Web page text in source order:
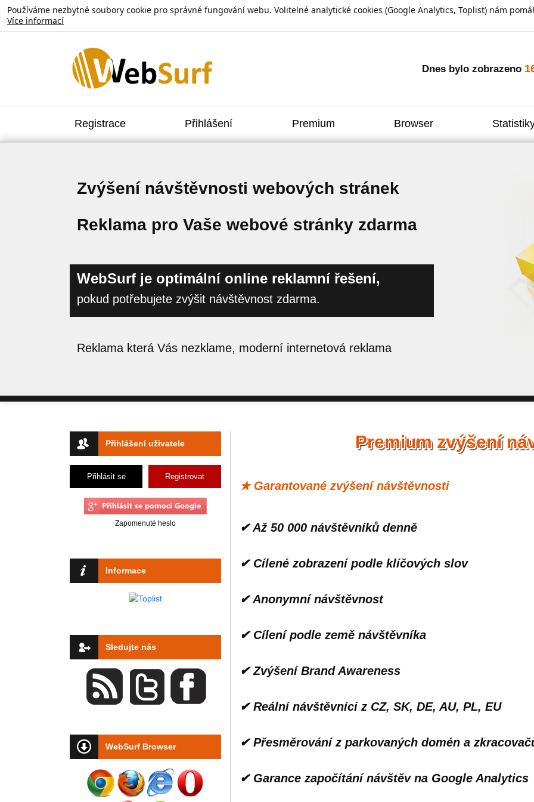
Používáme nezbytné soubory cookie pro správné fungování webu. Volitelné analytické cookies (Google Analytics, Toplist) nám
Více informací
Dnes bylo zobrazeno
Registrace Přihlášení Premium Browser
Zvýšení návštěvnosti webových stránek
Reklama pro Vaše webové stránky zdarma
WebSurf je optimální online reklamní řešení,
pokud potřebujete zvýšit návštěvnost zdarma.
Reklama která Vás nezklame, moderní internetová reklama
Přihlášení uživatele
Přihlásit se Registrovat
Zapomenuté heslo
Informace
Sledujte nás
WebSurf Browser
Premium zvýšení
★ Garantované zvýšení návštěvnosti
✔ Až 50 000 návštěvníků denně
✔ Cílené zobrazení podle klíčových slov
✔ Anonymní návštěvnost
✔ Cílení podle země návštěvníka
✔ Zvýšení Brand Awareness
✔ Reální návštěvníci z CZ, SK, DE, AU, PL, EU
✔ Přesměrování z parkovaných domén a
✔ Garance započítání návštěv na Google Analytics